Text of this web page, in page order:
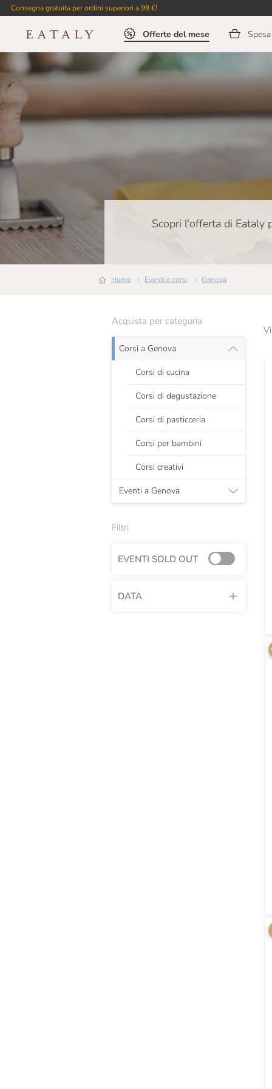
Consegna gratuita per ordini superiori a 99 €!
Offerte del mese
Scopri l'offerta di Eataly
Home Eventi e corsi Genova
Acquista per categoria
Corsi a Genova
Corsi di cucina
Corsi di degustazione
Corsi di pasticceria
Corsi per bambini
Corsi creativi
Eventi a Genova
Filtri
EVENTI SOLD OUT
DATA